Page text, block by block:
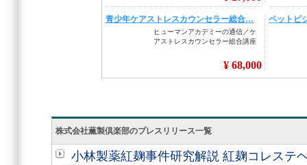
株式会社薫製倶楽部のプレスリリース一覧
小林製薬紅麹事件研究解説 紅麹コレステ